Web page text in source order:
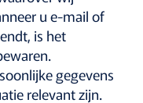
u e-mail of
is het
gegevens
relevant zijn.